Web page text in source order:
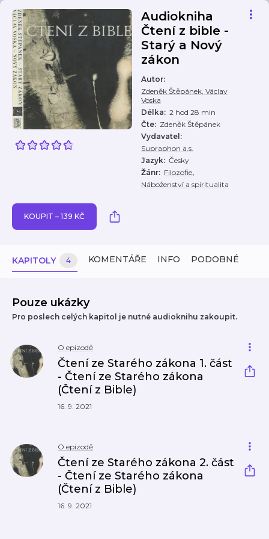
Audiokniha
Čtení z bible -
Starý a Nový
zákon
Autor:
Zdeněk Štěpánek, Václav
Voska
Délka: 2 hod 28 min
Čte: Zdeněk Štěpánek
Vydavatel :
Supraphon a.s.
Jazyk: Česky
Žánr: Filozofie,
Náboženství a spiritualita
KOUPIT – 139 KČ
KAPITOLY 4 KOMENTÁŘE INFO PODOBNÉ
Pouze ukázky
Pro poslech celých kapitol je nutné audioknihu zakoupit.
O epizodě
Čtení ze Starého zákona 1. část
- Čtení ze Starého zákona
(Čtení z Bible)
16. 9. 2021
O epizodě
Čtení ze Starého zákona 2. část
- Čtení ze Starého zákona
(Čtení z Bible)
16. 9. 2021